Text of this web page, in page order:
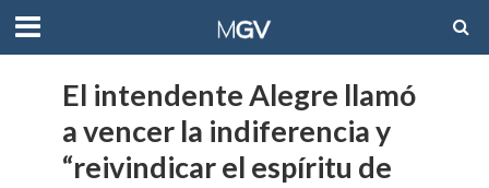
El intendente Alegre llamó
a vencer la indiferencia y
“reivindicar el espíritu de